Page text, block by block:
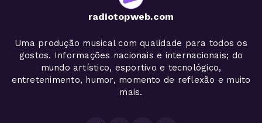
radiotopweb.com
Uma produção musical com qualidade para todos os
gostos. Informações nacionais e internacionais; do
mundo artístico, esportivo e tecnológico,
entretenimento, humor, momento de reflexão e muito
mais.